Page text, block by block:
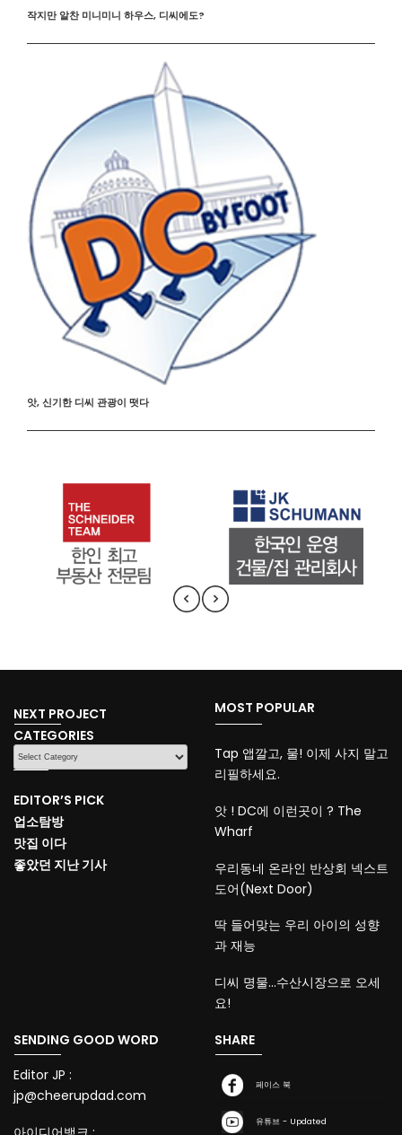
작지만 알찬 미니미니 하우스, 디씨에도?
앗, 신기한 디씨 관광이 떳다
NEXT PROJECT
CATEGORIES
CATEGORIES
EDITOR’S PICK
업소탐방
맛집 이다
좋았던 지난 기사
MOST POPULAR
Tap 앱깔고, 물! 이제 사지 말고
리필하세요.
앗 ! DC에 이런곳이 ? The
Wharf
우리동네 온라인 반상회 넥스트
도어(Next Door)
딱 들어맞는 우리 아이의 성향
과 재능
디씨 명물…수산시장으로 오세
요!
SENDING GOOD WORD
Editor JP :
jp@cheerupdad.com
SHARE
페이스 북
유튜브 - Updated